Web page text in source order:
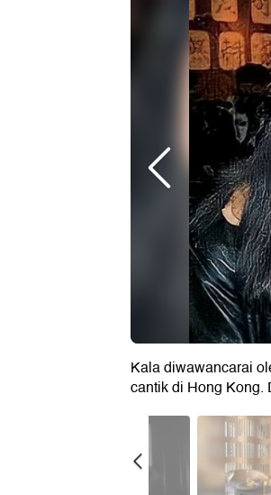
Kala diwawancarai
cantik di Hong Kong.